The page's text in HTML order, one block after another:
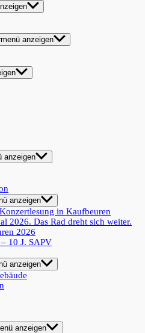
anzeigen
anzeigen
anzeigen
in Kaufbeuren
2026. Das Rad dreht sich weiter.
2026
10 J. SAPV
anzeigen
anzeigen